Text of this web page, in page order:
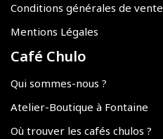
Conditions générales de vente
Mentions Légales
Café Chulo
Qui sommes-nous ?
Atelier-Boutique à Fontaine
Où trouver les cafés chulos ?